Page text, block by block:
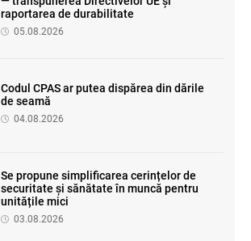
raportarea de durabilitate
05.08.2026
Codul CPAS ar putea dispărea din dările
de seamă
04.08.2026
Se propune simplificarea cerințelor de
securitate și sănătate în muncă pentru
unitățile mici
03.08.2026